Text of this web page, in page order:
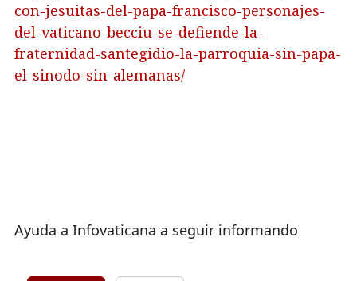
con-jesuitas-del-papa-francisco-personajes-
del-vaticano-becciu-se-defiende-la-
fraternidad-santegidio-la-parroquia-sin-papa-
el-sinodo-sin-alemanas/
Ayuda a Infovaticana a seguir informando